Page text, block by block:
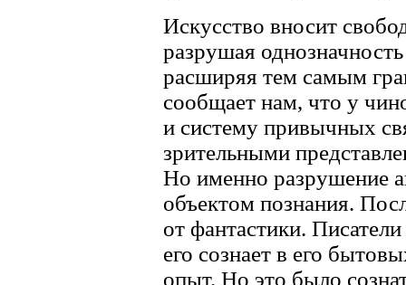
Искусство вносит
разрушая
расширяя тем самым
сообщает нам, что у
и систему привычных
зрительными
Но именно разрушение
объектом познания.
от фантастики.
его сознает в его
опыт. Но это было